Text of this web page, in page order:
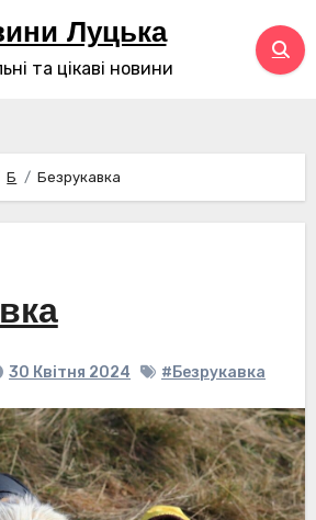
Луцька
та цікаві новини
Б Безрукавка
30 Квітня 2024 #Безрукавка